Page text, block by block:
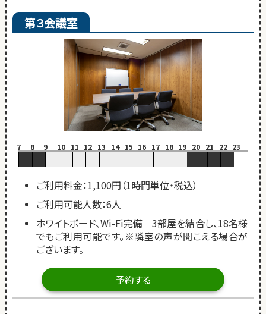
第３会議室
7 8 9 10 11 12 13 14 15 16 17 18 19 20 21 22 23
ご利用料金：1,100円（1時間単位・税込）
ご利用可能人数：6人
ホワイトボード、Wi-Fi完備 3部屋を結合し、18名様
でもご利用可能です。※隣室の声が聞こえる場合が
ございます。
予約する